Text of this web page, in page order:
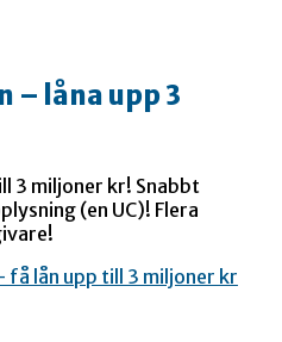
– låna upp 3
3 miljoner kr! Snabbt
(en UC)! Flera